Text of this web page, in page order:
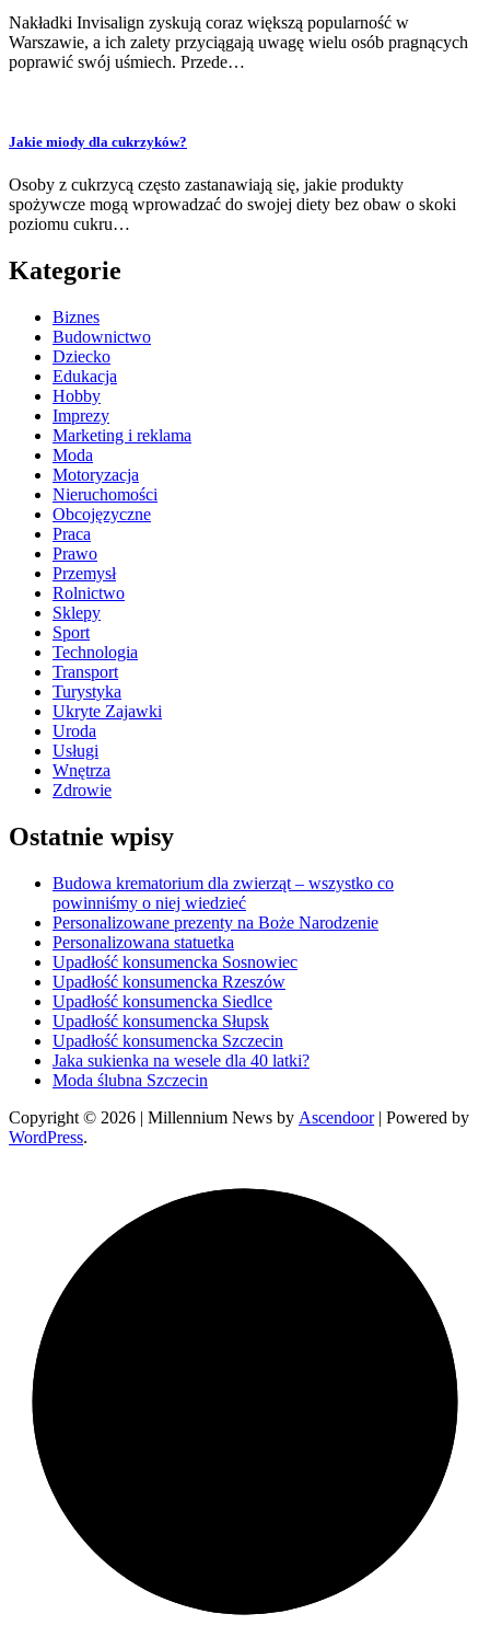
Nakładki Invisalign zyskują coraz większą popularność w
Warszawie, a ich zalety przyciągają uwagę wielu osób pragnących
poprawić swój uśmiech. Przede…
Jakie miody dla cukrzyków?
Osoby z cukrzycą często zastanawiają się, jakie produkty
spożywcze mogą wprowadzać do swojej diety bez obaw o skoki
poziomu cukru…
Kategorie
Biznes
Budownictwo
Dziecko
Edukacja
Hobby
Imprezy
Marketing i reklama
Moda
Motoryzacja
Nieruchomości
Obcojęzyczne
Praca
Prawo
Przemysł
Rolnictwo
Sklepy
Sport
Technologia
Transport
Turystyka
Ukryte Zajawki
Uroda
Usługi
Wnętrza
Zdrowie
Ostatnie wpisy
Budowa krematorium dla zwierząt – wszystko co
powinniśmy o niej wiedzieć
Personalizowane prezenty na Boże Narodzenie
Personalizowana statuetka
Upadłość konsumencka Sosnowiec
Upadłość konsumencka Rzeszów
Upadłość konsumencka Siedlce
Upadłość konsumencka Słupsk
Upadłość konsumencka Szczecin
Jaka sukienka na wesele dla 40 latki?
Moda ślubna Szczecin
Copyright © 2026 | Millennium News by Ascendoor| Powered by
WordPress.